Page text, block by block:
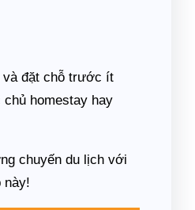
và đặt chỗ trước ít
homestay hay
chuyến du lịch với
này!